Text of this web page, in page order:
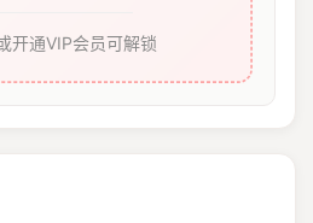
开通VIP会员可解锁